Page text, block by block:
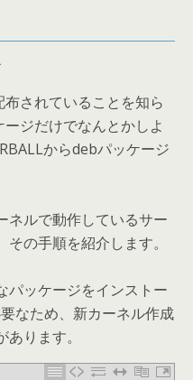
されていることを知ら
ジだけでなんとかしよ
からdebパッケージ
ネルで動作しているサー
の手順を紹介します。
パッケージをインストー
なため、新カーネル作成
ります。